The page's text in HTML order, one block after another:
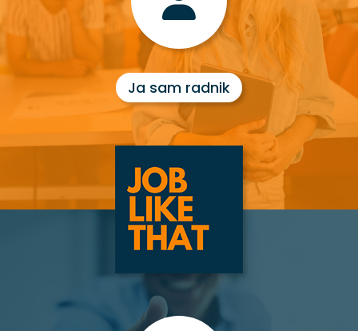
Ja sam radnik